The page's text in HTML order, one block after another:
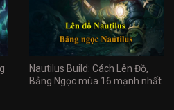
Nautilus Build: Cách Lên Đồ,
Bảng Ngọc mùa 16 mạnh nhất